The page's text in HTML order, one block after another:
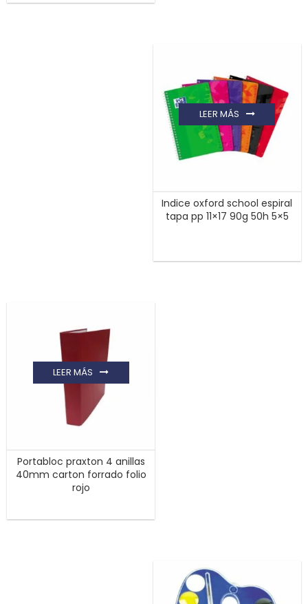
Indice oxford school espiral
tapa pp 11×17 90g 50h 5×5
LEER MÁS
Portabloc praxton 4 anillas
40mm carton forrado folio
rojo
LEER MÁS